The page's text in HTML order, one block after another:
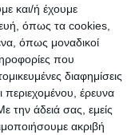
και/ή έχουμε
όπως τα cookies,
όπως μοναδικοί
που
διαφημίσεις
περιεχομένου, έρευνα
την άδειά σας, εμείς
ακριβή